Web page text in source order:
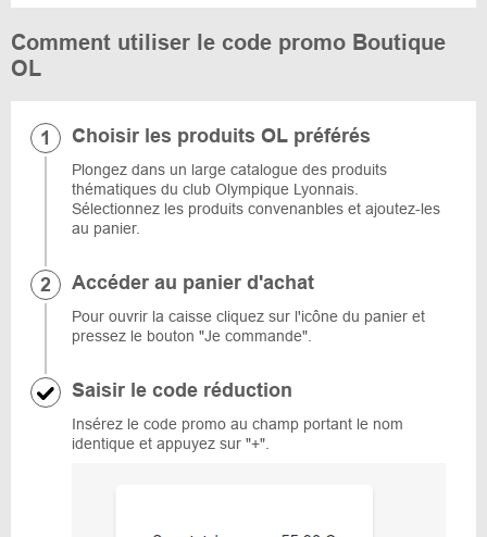
Comment utiliser le code promo Boutique
OL
Choisir les produits OL préférés
Plongez dans un large catalogue des produits
thématiques du club Olympique Lyonnais.
Sélectionnez les produits convenanbles et ajoutez-les
au panier.
Accéder au panier d'achat
Pour ouvrir la caisse cliquez sur l'icône du panier et
pressez le bouton "Je commande".
Saisir le code réduction
Insérez le code promo au champ portant le nom
identique et appuyez sur "+".